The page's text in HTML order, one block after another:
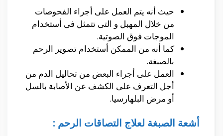
حيث أنه يتم العمل على أجراء الفحوصات
من خلال المهبل و التى تتمثل فى أستخدام
الموجات فوق الصوتية.
كما أنه من الممكن أستخدام تصوير الرحم
بالصبغة.
العمل على أجراء البعض من تحاليل الدم من
أجل التعرف على الكشف عن الأصابة بالسل
أو مرض البلهارسيا.
أشعة الصبغة لعلاج التصاقات الرحم :